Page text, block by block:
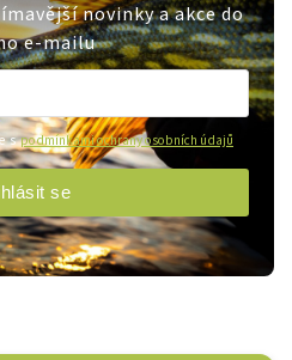
novinky a akce do
e-mailu
spodmínkami ochrany osobních údajů
se